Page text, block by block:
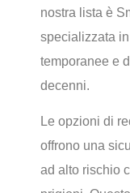
nostra lista è
specializzata
temporanee e
decenni.
Le opzioni di
offrono una
ad alto rischio